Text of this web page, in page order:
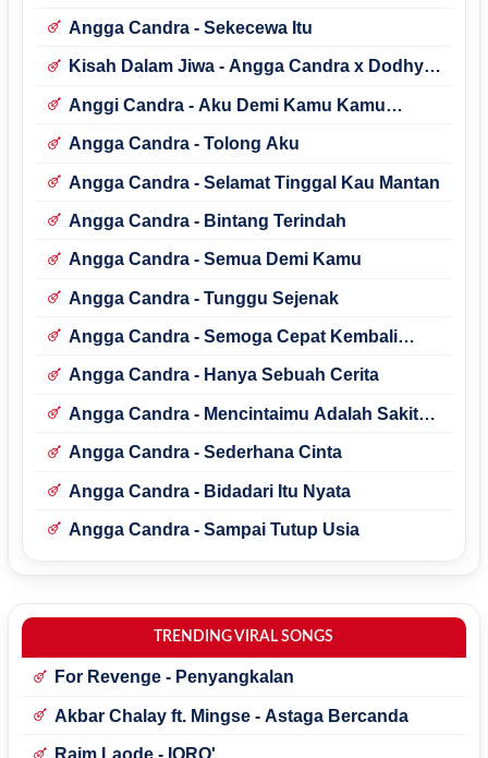
Angga Candra - Sekecewa Itu
Kisah Dalam Jiwa - Angga Candra x Dodhy
Anggi Candra - Aku Demi Kamu Kamu
Angga Candra - Tolong Aku
Angga Candra - Selamat Tinggal Kau Mantan
Angga Candra - Bintang Terindah
Angga Candra - Semua Demi Kamu
Angga Candra - Tunggu Sejenak
Angga Candra - Semoga Cepat Kembali
Angga Candra - Hanya Sebuah Cerita
Angga Candra - Mencintaimu Adalah Sakit
Angga Candra - Sederhana Cinta
Angga Candra - Bidadari Itu Nyata
Angga Candra - Sampai Tutup Usia
TRENDING VIRAL SONGS
For Revenge - Penyangkalan
Akbar Chalay ft. Mingse - Astaga Bercanda